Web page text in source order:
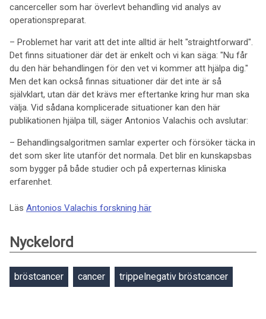
cancerceller som har överlevt behandling vid analys av
operationspreparat.
– Problemet har varit att det inte alltid är helt "straightforward".
Det finns situationer där det är enkelt och vi kan säga: "Nu får
du den här behandlingen för den vet vi kommer att hjälpa dig."
Men det kan också finnas situationer där det inte är så
självklart, utan där det krävs mer eftertanke kring hur man ska
välja. Vid sådana komplicerade situationer kan den här
publikationen hjälpa till, säger Antonios Valachis och avslutar:
– Behandlingsalgoritmen samlar experter och försöker täcka in
det som sker lite utanför det normala. Det blir en kunskapsbas
som bygger på både studier och på experternas kliniska
erfarenhet.
Läs Antonios Valachis forskning här
Nyckelord
bröstcancer cancer trippelnegativ bröstcancer